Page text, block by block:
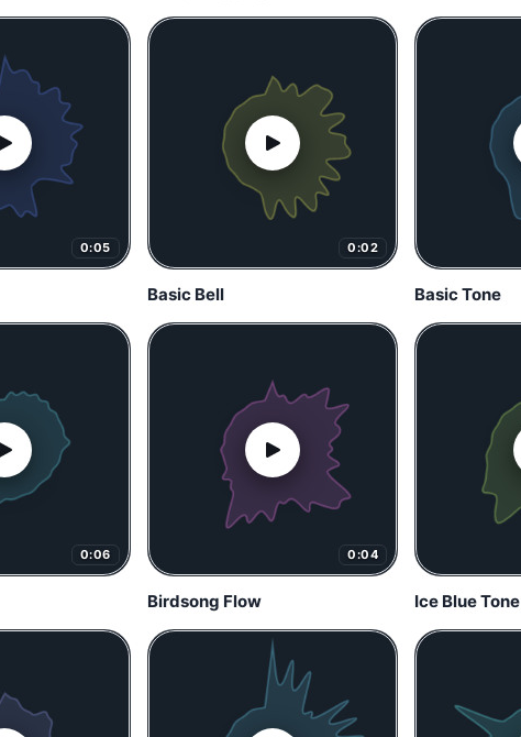
0:05 0:02
Basic Bell Basic Tone
0:06 0:04
Birdsong Flow Ice Blue Tone